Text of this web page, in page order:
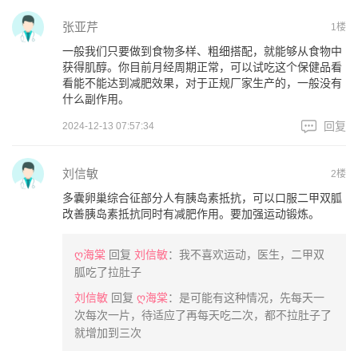
张亚芹 1楼
一般我们只要做到食物多样、粗细搭配，就能够从食物中
获得肌醇。你目前月经周期正常，可以试吃这个保健品看
看能不能达到减肥效果，对于正规厂家生产的，一般没有
什么副作用。
2024-12-13 07:57:34 回复
刘信敏 2楼
多囊卵巢综合征部分人有胰岛素抵抗，可以口服二甲双胍
改善胰岛素抵抗同时有减肥作用。要加强运动锻炼。
ღ海棠 回复 刘信敏：我不喜欢运动，医生，二甲双
胍吃了拉肚子
刘信敏回复 ღ海棠：是可能有这种情况，先每天一
次每次一片，待适应了再每天吃二次，都不拉肚子了
就增加到三次